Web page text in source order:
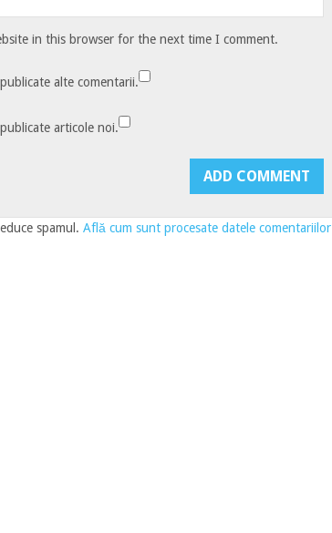
in this browser for the next time I comment.
alte comentarii.
articole noi.
spamul. Află cum sunt procesate datele comentariilor